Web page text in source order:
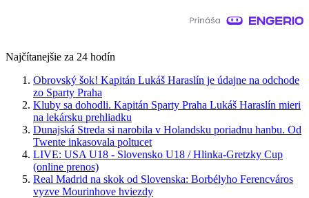
Najčítanejšie za 24 hodín
Obrovský šok! Kapitán Lukáš Haraslín je údajne na odchode
zo Sparty Praha
Kluby sa dohodli. Kapitán Sparty Praha Lukáš Haraslín mieri
na lekársku prehliadku
Dunajská Streda si narobila v Holandsku poriadnu hanbu. Od
Twente inkasovala poltucet
LIVE: USA U18 - Slovensko U18 / Hlinka-Gretzky Cup
(online prenos)
Real Madrid na skok od Slovenska: Borbélyho Ferencváros
vyzve Mourinhove hviezdy